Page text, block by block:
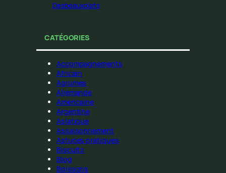
Desbeauxplats
CATÉGORIES
Accompagnements
Africain
Agrumes
Allemande
Américaine
Argentine
Asiatique
Assaisonnement
Astuces pratiques
Biscuits
Blog
Boissons